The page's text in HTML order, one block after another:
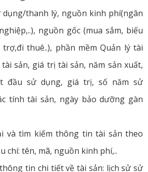
thanh lý, nguồn kinh phí(ngân
nguồn gốc (mua sắm, biếu
thuê..), phần mềm Quản lý tài
sản, giá trị tài sản, năm sản xuất,
đầu sử dụng, giá trị, số năm sử
tính tài sản, ngày bảo dưỡng gàn
và tìm kiếm thông tin tài sản theo
chí: tên, mã, nguồn kinh phí,..
tin chi tiết về tài sản: lịch sử sử